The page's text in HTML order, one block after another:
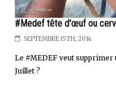
#Medef tête d'œuf ou
SEPTEMBRE 15TH, 2014
Le #MEDEF veut supprimer
Juillet ?